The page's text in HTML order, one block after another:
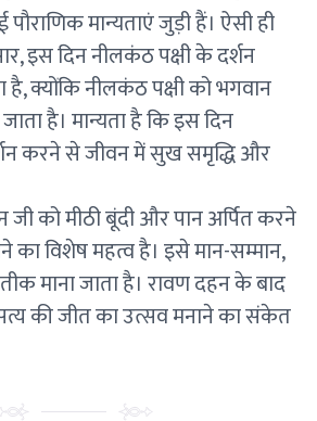
मान्यताएं जुड़ी हैं। ऐसी ही
इस दिन नीलकंठ पक्षी के दर्शन
है, क्योंकि नीलकंठ पक्षी को भगवान
है। मान्यता है कि इस दिन
करने से जीवन में सुख समृद्धि और
को मीठी बूंदी और पान अर्पित करने
का विशेष महत्व है। इसे मान-सम्मान,
माना जाता है। रावण दहन के बाद
की जीत का उत्सव मनाने का संकेत